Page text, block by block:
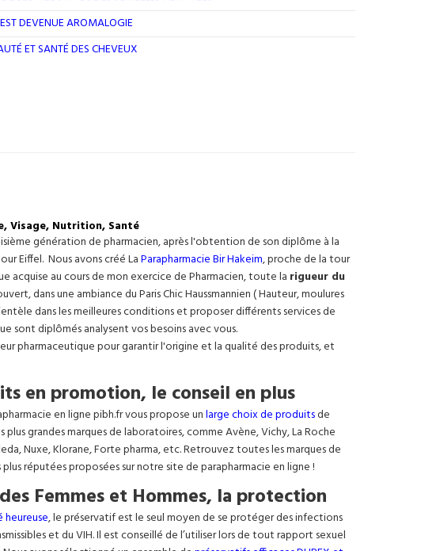
DEVENUE AROMALOGIE
ET SANTÉ DES CHEVEUX
Visage, Nutrition, Santé
génération de pharmacien, après l'obtention de son diplôme à la
Eiffel. Nous avons créé LaParapharmacie Bir Hakeim, proche de la tour
acquise au cours de mon exercice de Pharmacien, toute la rigueur du
dans une ambiance du Paris Chic Haussmannien ( Hauteur, moulures
dans les meilleures conditions et proposer différents services de
sont diplômés analysent vos besoins avec vous.
pharmaceutique pour garantir l'origine et la qualité des produits, et
en promotion, le conseil en plus
en ligne pibh.fr vous propose unlarge choix de produitsde
plus grandes marques de laboratoires, comme Avène, Vichy, La Roche
Nuxe, Klorane, Forte pharma, etc. Retrouvez toutes les marques de
réputées proposées sur notre site de parapharmacie en ligne !
Femmes et Hommes, la protection
heureuse, le préservatif est le seul moyen de se protéger des infections
et du VIH. Il est conseillé de l’utiliser lors de tout rapport sexuel